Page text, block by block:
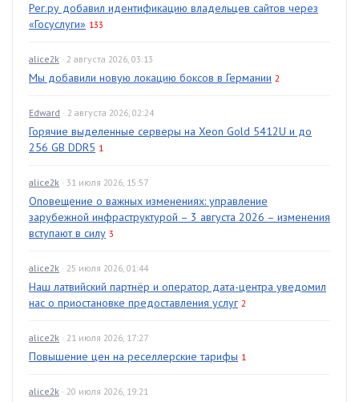
Рег.ру добавил идентификацию владельцев сайтов через
«Госуслуги» 133
alice2k · 2 августа 2026, 03:13
Мы добавили новую локацию боксов в Германии 2
Edward · 2 августа 2026, 02:24
Горячие выделенные серверы на Xeon Gold 5412U и до
256 GB DDR5 1
alice2k · 31 июля 2026, 15:57
Оповещение о важных изменениях: управление
зарубежной инфраструктурой – 3 августа 2026 – изменения
вступают в силу 3
alice2k · 25 июля 2026, 01:44
Наш латвийский партнёр и оператор дата-центра уведомил
нас о приостановке предоставления услуг 2
alice2k · 21 июля 2026, 17:27
Повышение цен на реселлерские тарифы 1
alice2k · 20 июля 2026, 19:21